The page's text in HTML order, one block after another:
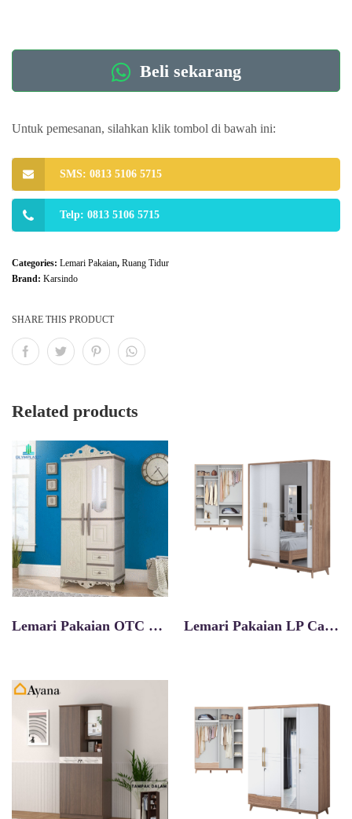
Beli sekarang
Untuk pemesanan, silahkan klik tombol di bawah ini:
SMS: 0813 5106 5715
Telp: 0813 5106 5715
Categories: Lemari Pakaian, Ruang Tidur
Brand: Karsindo
SHARE THIS PRODUCT
Related products
Lemari Pakaian OTC Classic 2P Lemari Pakaian LP Caribia 3D SS